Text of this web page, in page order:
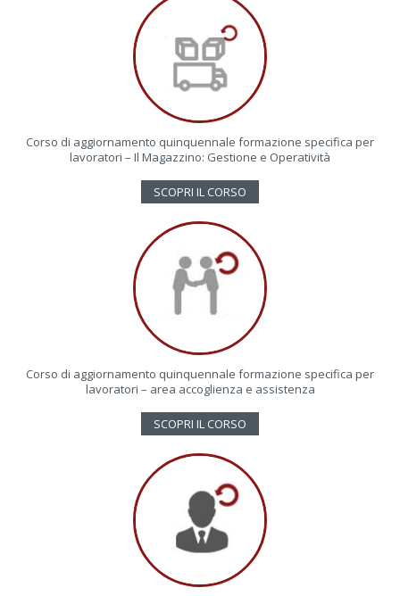
Corso di aggiornamento quinquennale formazione specifica per
lavoratori – Il Magazzino: Gestione e Operatività
SCOPRI IL CORSO
Corso di aggiornamento quinquennale formazione specifica per
lavoratori – area accoglienza e assistenza
SCOPRI IL CORSO